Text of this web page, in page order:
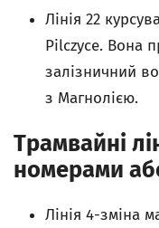
Лінія 22
Pilczyce. Вона
залізничний
з Магнолією.
Трамвайні
номерами
Лінія 4-зміна